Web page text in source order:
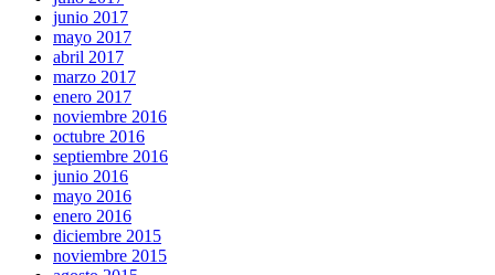
junio 2017
mayo 2017
abril 2017
marzo 2017
enero 2017
noviembre 2016
octubre 2016
septiembre 2016
junio 2016
mayo 2016
enero 2016
diciembre 2015
noviembre 2015